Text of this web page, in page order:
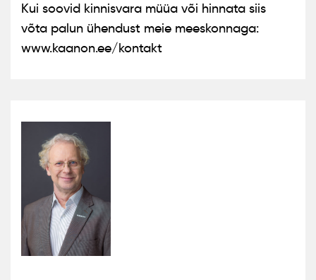
Kui soovid kinnisvara müüa või hinnata siis
võta palun ühendust meie meeskonnaga:
www.kaanon.ee/kontakt